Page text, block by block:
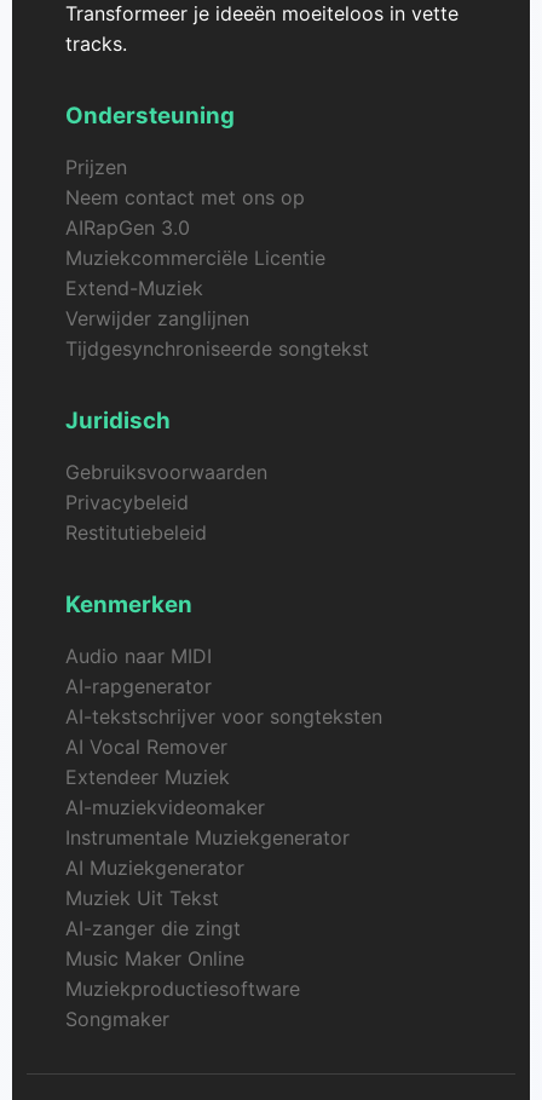
Transformeer je ideeën moeiteloos in vette
tracks.
Ondersteuning
Prijzen
Neem contact met ons op
AIRapGen 3.0
Muziekcommerciële Licentie
Extend-Muziek
Verwijder zanglijnen
Tijdgesynchroniseerde songtekst
Juridisch
Gebruiksvoorwaarden
Privacybeleid
Restitutiebeleid
Kenmerken
Audio naar MIDI
AI-rapgenerator
AI-tekstschrijver voor songteksten
AI Vocal Remover
Extendeer Muziek
AI-muziekvideomaker
Instrumentale Muziekgenerator
AI Muziekgenerator
Muziek Uit Tekst
AI-zanger die zingt
Music Maker Online
Muziekproductiesoftware
Songmaker